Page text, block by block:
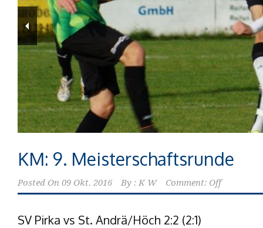
KM: 9. Meisterschaftsrunde
Posted On 09 Okt. 2016 By : K W Comment: Off
SV Pirka vs St. Andrä/Höch 2:2 (2:1)